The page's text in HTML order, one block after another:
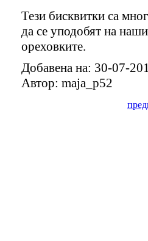
Тези бисквитки са
да се уподобят на
ореховките.
Добавена на: 30-07-
Автор: maja_p52